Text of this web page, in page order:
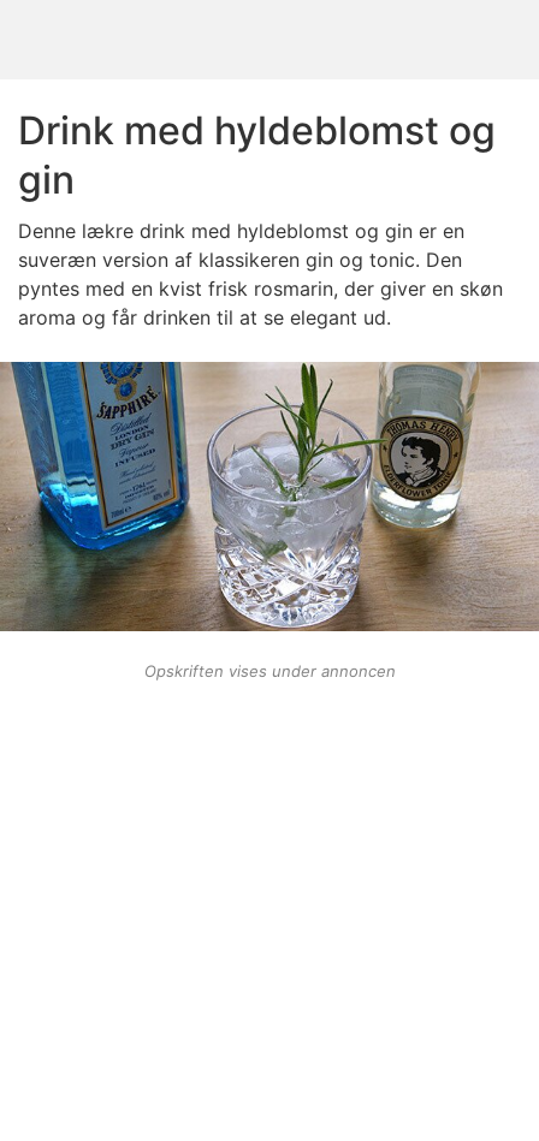
Drink med hyldeblomst og
gin
Denne lækre drink med hyldeblomst og gin er en
suveræn version af klassikeren gin og tonic. Den
pyntes med en kvist frisk rosmarin, der giver en skøn
aroma og får drinken til at se elegant ud.
Opskriften vises under annoncen